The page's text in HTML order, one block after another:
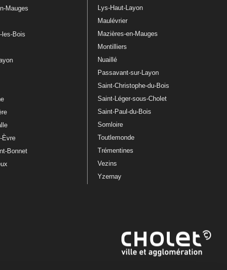
Mauges
les-Bois
Èvre
Bonnet
Lys-Haut-Layon
Maulévrier
Mazières-en-Mauges
Montilliers
Nuaillé
Passavant-sur-Layon
Saint-Christophe-du-Bois
Saint-Léger-sous-Cholet
Saint-Paul-du-Bois
Somloire
Toutlemonde
Trémentines
Vezins
Yzernay